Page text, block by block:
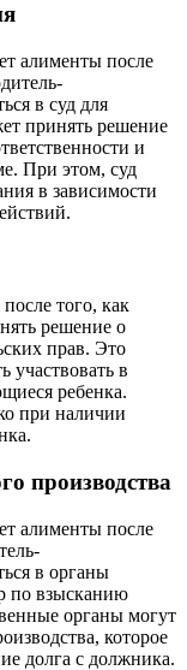
алименты после
в суд для
принять решение
и
При этом, суд
в зависимости
того, как
решение о
прав. Это
участвовать в
ребенка.
при наличии
производства
алименты после
в органы
по взысканию
органы могут
которое
долга с должника.